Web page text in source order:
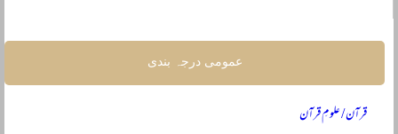
عمومی درجہ بندی
قرآن / علومِ قرآن